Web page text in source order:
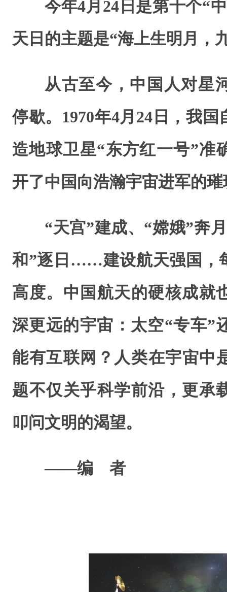
今年4月24日是第十个“
天日的主题是“海上生明月，
从古至今，中国人对星
停歇。1970年4月24日，我
造地球卫星“东方红一号”准
开了中国向浩瀚宇宙进军的
“天宫”建成、“嫦娥”奔
和”逐日……建设航天强国，
高度。中国航天的硬核成就
深更远的宇宙：太空“专车”
能有互联网？人类在宇宙
题不仅关乎科学前沿，更承
叩问文明的渴望。
——编 者